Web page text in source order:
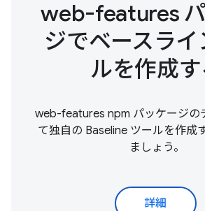
web-features
ジでベースライ
ルを作成す
web-features npm パッケージの
て独自の Baseline ツールを作成
ましょう。
詳細